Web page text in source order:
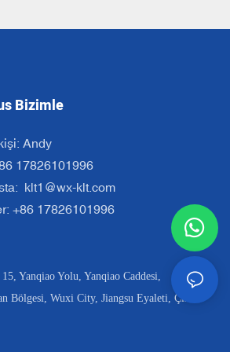
Bizimle
Andy
17826101996
klt1@wx-klt.com
+86 17826101996
15, Yanqiao Yolu, Yanqiao Caddesi,
Bölgesi, Wuxi City, Jiangsu Eyaleti, Çin